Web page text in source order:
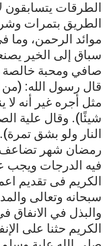
الطرقات
الطريق بتمرات
موائد الرحمن، وما
سباق إلى الخير
صافي ومحبة خالصة
قال رسول الله: (من
مثل أجره غير أنه
شيئًا). وقال علية
النار ولو بشق تمرة).
رمضان شهر تضاعف
فيه الدرجات ويجب
الكريم فى تقديم
سبحانه وتعالى
والبذل في الانفاق
الكريم حثنا على